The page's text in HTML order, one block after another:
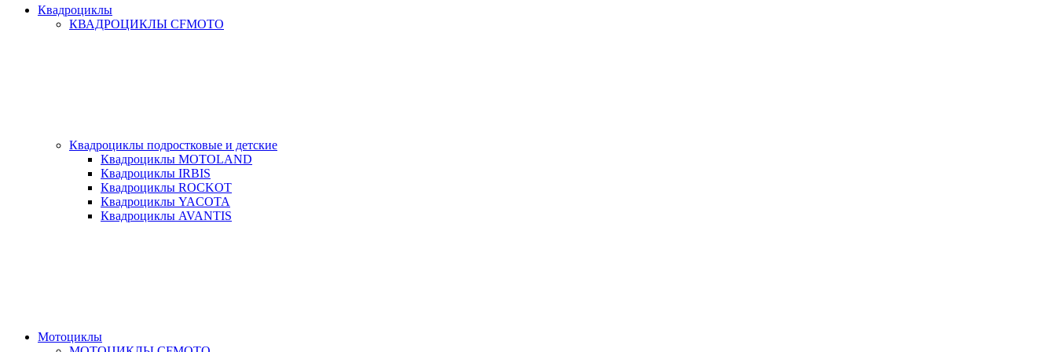
Квадроциклы
КВАДРОЦИКЛЫ CFMOTO
Квадроциклы подростковые и детские
Квадроциклы MOTOLAND
Квадроциклы IRBIS
Квадроциклы ROCKOT
Квадроциклы YACOTA
Квадроциклы AVANTIS
Мотоциклы